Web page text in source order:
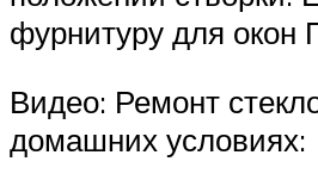
фурнитуру для окон
Видео: Ремонт
домашних условиях: